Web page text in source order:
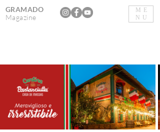
ME
NU
GRAMADO
Magazine